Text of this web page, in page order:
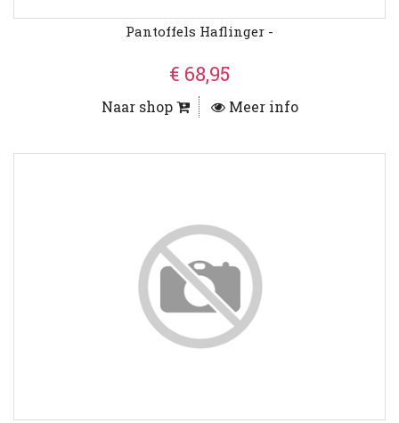
Pantoffels Haflinger -
€ 68,95
Naar shop Meer info